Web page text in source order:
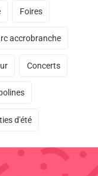
Foires
accrobranche
Concerts
d'été